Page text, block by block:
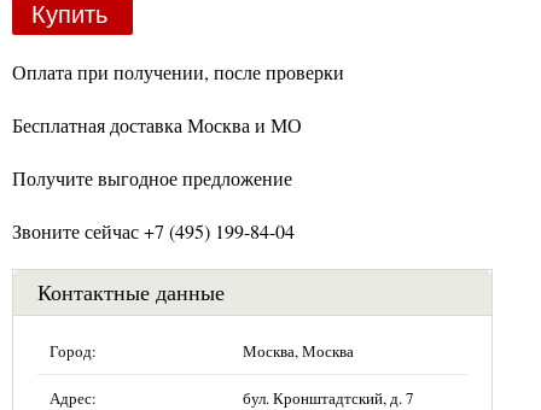
Купить
Оплата при получении, после проверки
Бесплатная доставка Москва и МО
Получите выгодное предложение
Звоните сейчас +7 (495) 199-84-04
Контактные данные
Город: Москва, Москва
Адрес: бул. Кронштадтский, д. 7